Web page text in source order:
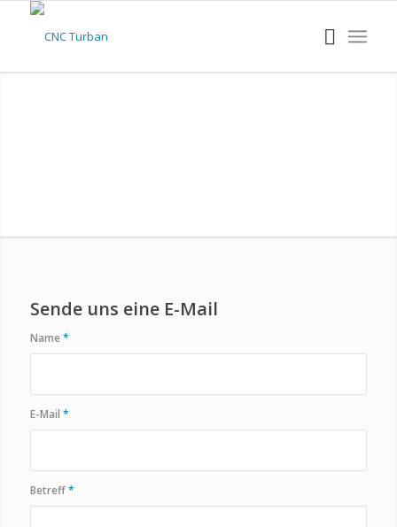
Sende uns eine E-Mail
Name *
E-Mail *
Betreff*